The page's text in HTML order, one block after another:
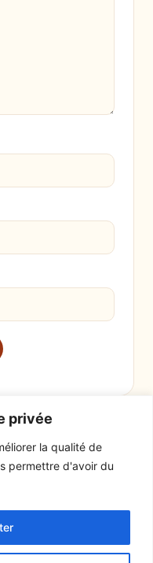
privée
la qualité de
permettre d'avoir du
Mentions légales